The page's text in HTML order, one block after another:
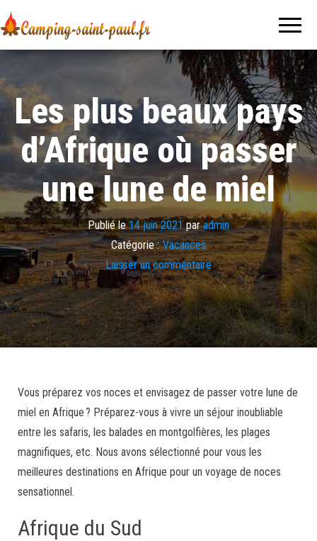
paul.fr
et les
vacances
Les plus beaux pays
d’Afrique où passer
une lune de miel
Publié le14 juin 2021paradmin
Catégorie : Vacances
Laisser un commentaire
Vous préparez vos noces et envisagez de passer votre lune de
miel en Afrique ? Préparez-vous à vivre un séjour inoubliable
entre les safaris, les balades en montgolfières, les plages
magnifiques, etc. Nous avons sélectionné pour vous les
meilleures destinations en Afrique pour un voyage de noces
sensationnel.
Afrique du Sud